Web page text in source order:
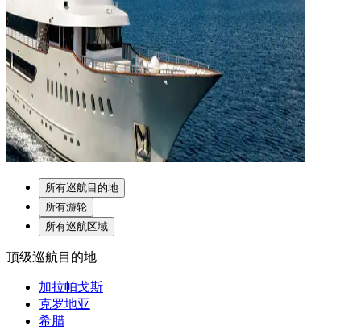
所有巡航目的地
所有游轮
所有巡航区域
顶级巡航目的地
加拉帕戈斯
克罗地亚
希腊